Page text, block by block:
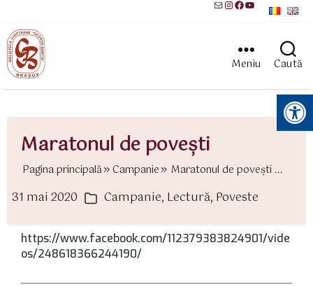
MailInstagram
Facebook
YouTube
Meniu Caută
Instrumente pentru accesibilitate
Maratonul de povești
Pagina principală Campanie Maratonul de povești ...
31 mai 2020 Categorii
Campanie, Lectură, Poveste
https://www.facebook.com/112379383824901/vide
os/248618366244190/